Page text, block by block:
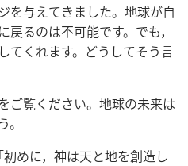
を与えてきました。 地球が自
に戻るのは不可能です。でも，
してくれます。どうしてそう言
ご覧ください。 地球の未来は
「初めに， 神は天と地を創造し